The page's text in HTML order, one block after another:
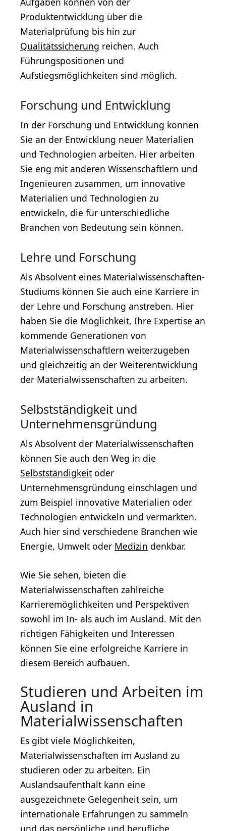
Produktentwicklung über die
Materialprüfung bis hin zur
Qualitätssicherung reichen. Auch
Führungspositionen und
Aufstiegsmöglichkeiten sind möglich.
Forschung und Entwicklung
In der Forschung und Entwicklung können
Sie an der Entwicklung neuer Materialien
und Technologien arbeiten. Hier arbeiten
Sie eng mit anderen Wissenschaftlern und
Ingenieuren zusammen, um innovative
Materialien und Technologien zu
entwickeln, die für unterschiedliche
Branchen von Bedeutung sein können.
Lehre und Forschung
Als Absolvent eines Materialwissenschaften-
Studiums können Sie auch eine Karriere in
der Lehre und Forschung anstreben. Hier
haben Sie die Möglichkeit, Ihre Expertise an
kommende Generationen von
Materialwissenschaftlern weiterzugeben
und gleichzeitig an der Weiterentwicklung
der Materialwissenschaften zu arbeiten.
Selbstständigkeit und
Unternehmensgründung
Als Absolvent der Materialwissenschaften
können Sie auch den Weg in die
Selbstständigkeit oder
Unternehmensgründung einschlagen und
zum Beispiel innovative Materialien oder
Technologien entwickeln und vermarkten.
Auch hier sind verschiedene Branchen wie
Energie, Umwelt oder Medizin denkbar.
Wie Sie sehen, bieten die
Materialwissenschaften zahlreiche
Karrieremöglichkeiten und Perspektiven
sowohl im In- als auch im Ausland. Mit den
richtigen Fähigkeiten und Interessen
können Sie eine erfolgreiche Karriere in
diesem Bereich aufbauen.
Studieren und Arbeiten im
Ausland in
Materialwissenschaften
Es gibt viele Möglichkeiten,
Materialwissenschaften im Ausland zu
studieren oder zu arbeiten. Ein
Auslandsaufenthalt kann eine
ausgezeichnete Gelegenheit sein, um
internationale Erfahrungen zu sammeln
und das persönliche und berufliche